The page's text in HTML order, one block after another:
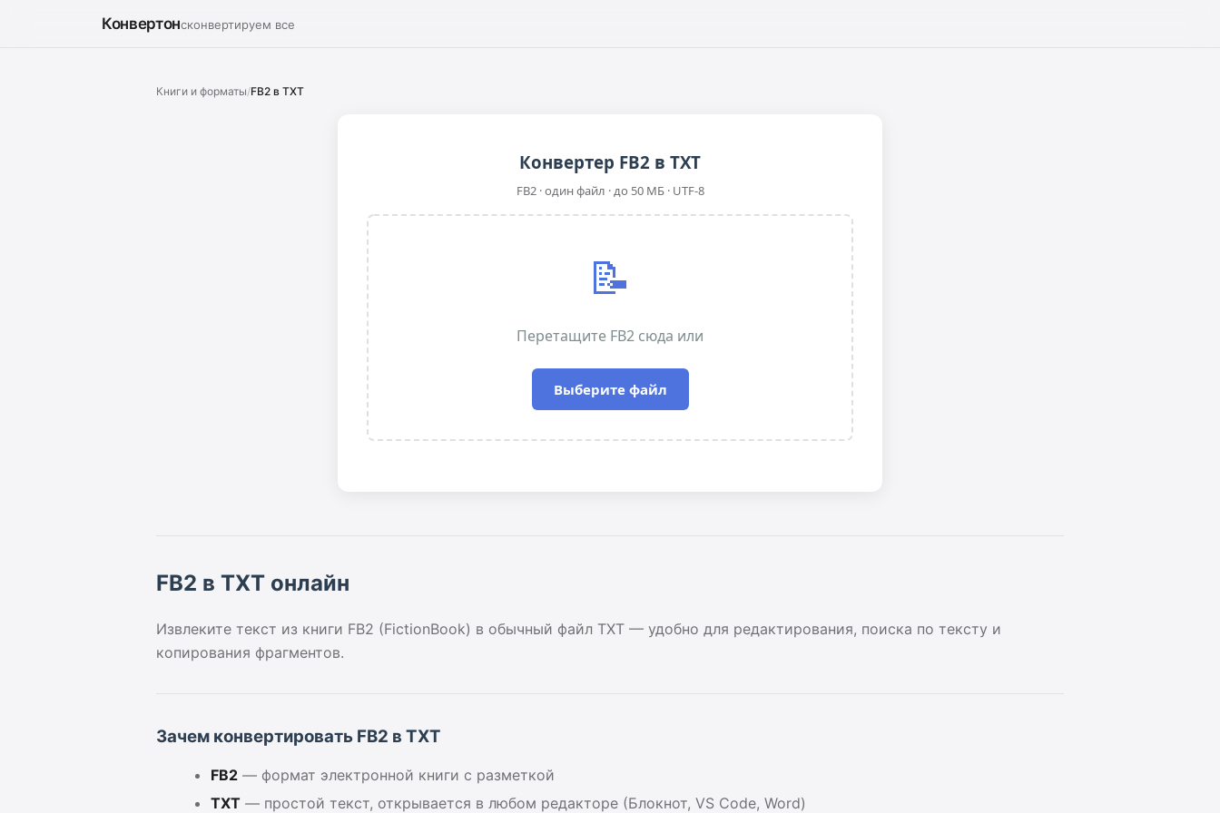
Конвертонсконвертируем все
Книги и форматы/FB2 в TXT
Конвертер FB2 в TXT
FB2 · один файл · до 50 МБ · UTF-8
📝
Перетащите FB2 сюда или
Выберите файл
FB2 в TXT онлайн
Извлеките текст из книги FB2 (FictionBook) в обычный файл TXT — удобно для редактирования, поиска по тексту и
копирования фрагментов.
Зачем конвертировать FB2 в TXT
FB2 — формат электронной книги с разметкой
TXT — простой текст, открывается в любом редакторе (Блокнот, VS Code, Word)